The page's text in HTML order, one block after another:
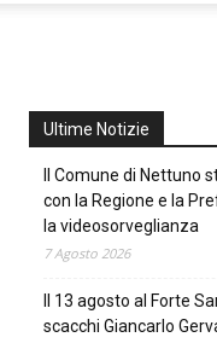
Ultime Notizie
Il Comune di Nettuno
con la Regione e la
la videosorveglianza
7 Agosto 2026
Il 13 agosto al Forte
scacchi Giancarlo